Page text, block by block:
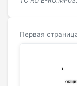
Первая